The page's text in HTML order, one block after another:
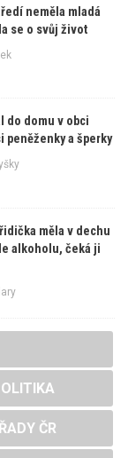
neměla mladá
se o svůj život
do domu v obci
peněženky a šperky
měla v dechu
alkoholu, čeká ji
ČR